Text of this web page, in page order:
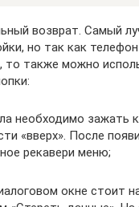
возврат. Самый
но так как
то также можно
необходимо зажать
«вверх». После
рекавери меню;
окне стоит